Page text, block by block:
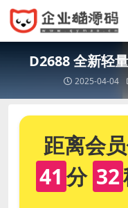
D2688 全新轻
2025-04-04
距离会
41 分 32